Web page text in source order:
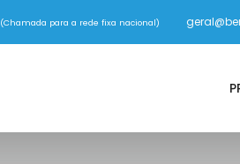
(Chamada para a rede fixa nacional)